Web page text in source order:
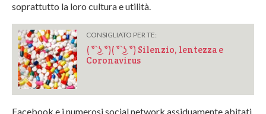
soprattutto la loro cultura e utilità.
CONSIGLIATO PER TE:
( ͡° ͜ʖ ͡°)( ͡° ͜ʖ ͡°) Silenzio, lentezza e
Coronavirus
Facebook e i numerosi social network assiduamente abitati